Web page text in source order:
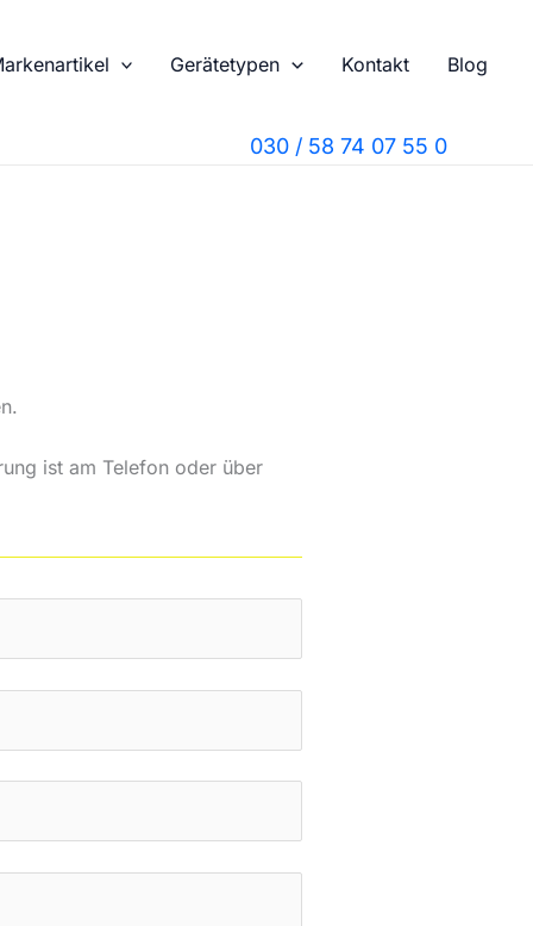
Gerätetypen Kontakt Blog
030 / 58 74 07 55 0
ist am Telefon oder über